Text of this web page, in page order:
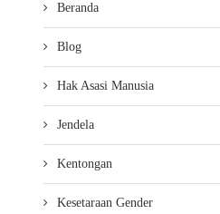
Beranda
Blog
Hak Asasi Manusia
Jendela
Kentongan
Kesetaraan Gender